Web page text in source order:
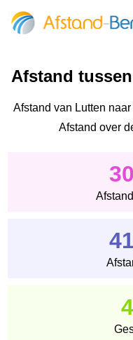
Afstand tussen
Afstand van Lutten
Afstand over